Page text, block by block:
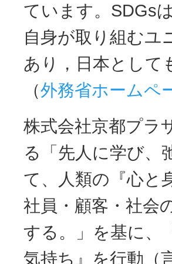
ています。SDGs
自身が取り組むユ
あり，日本として
（外務省ホームペ
株式会社京都プラ
る「先人に学び、
て、人類の『心と
社員・顧客・社会
する。」を基に、
気持ち』を行動（